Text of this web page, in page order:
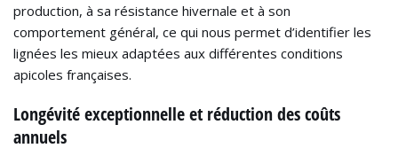
production, à sa résistance hivernale et à son
comportement général, ce qui nous permet d’identifier les
lignées les mieux adaptées aux différentes conditions
apicoles françaises.
Longévité exceptionnelle et réduction des coûts
annuels